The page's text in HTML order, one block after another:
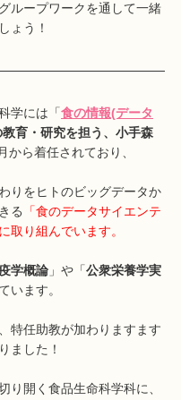
ループワークを通して一緒
ょう！
学には「食の情報(データ
教育・研究を担う、小手森
から着任されており、
りをヒトのビッグデータか
る
「食のデータサイエンテ
取り組んでいます。
学概論 」や「公衆栄養学実
います。
特任助教が加わりますます
ました！
り開く食品生命科学科に、